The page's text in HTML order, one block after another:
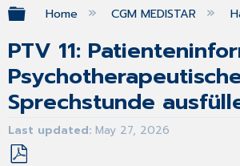
Expand/collapse global
Home CGM MEDISTAR
PTV 11:
Sprechstunde
Last updated May 27, 2026